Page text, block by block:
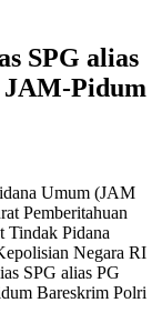
SPG alias
JAM-Pidum
Umum (JAM
Pemberitahuan
Tindak Pidana
Negara RI
SPG alias PG
Bareskrim Polri